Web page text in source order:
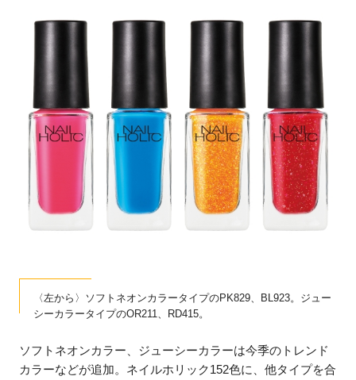
〈左から〉ソフトネオンカラータイプのPK829、BL923。ジュー
シーカラータイプのOR211、RD415。
ソフトネオンカラー、ジューシーカラーは今季のトレンド
カラーなどが追加。ネイルホリック152色に、他タイプを合